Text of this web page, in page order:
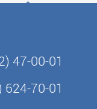
47-00-01
624-70-01